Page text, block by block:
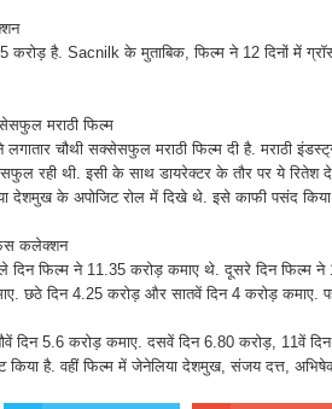
करोड़ है. Sacnilk के मुताबिक, फिल्म ने 12 दिनों में
मराठी फिल्म
लगातार चौथी सक्सेसफुल मराठी फिल्म दी है. मराठी
रही थी. इसी के साथ डायरेक्टर के तौर पर ये
देशमुख के अपोजिट रोल में दिखे थे. इसे काफी पसंद
कलेक्शन
दिन फिल्म ने 11.35 करोड़ कमाए थे. दूसरे दिन फिल्म
छठे दिन 4.25 करोड़ और सातवें दिन 4 करोड़ कमाए.
दिन 5.6 करोड़ कमाए. दसवें दिन 6.80 करोड़, 11वें
है. वहीं फिल्म में जेनेलिया देशमुख, संजय दत्त,